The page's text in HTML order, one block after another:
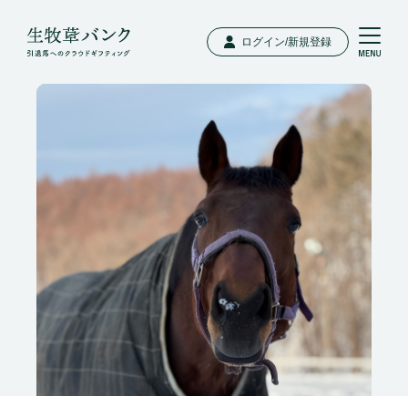
ログイン/新規登録